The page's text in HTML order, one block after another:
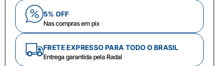
5% OFF
Nas compras em pix
FRETE EXPRESSO PARA TODO O BRASIL
Entrega garantida pela Radal